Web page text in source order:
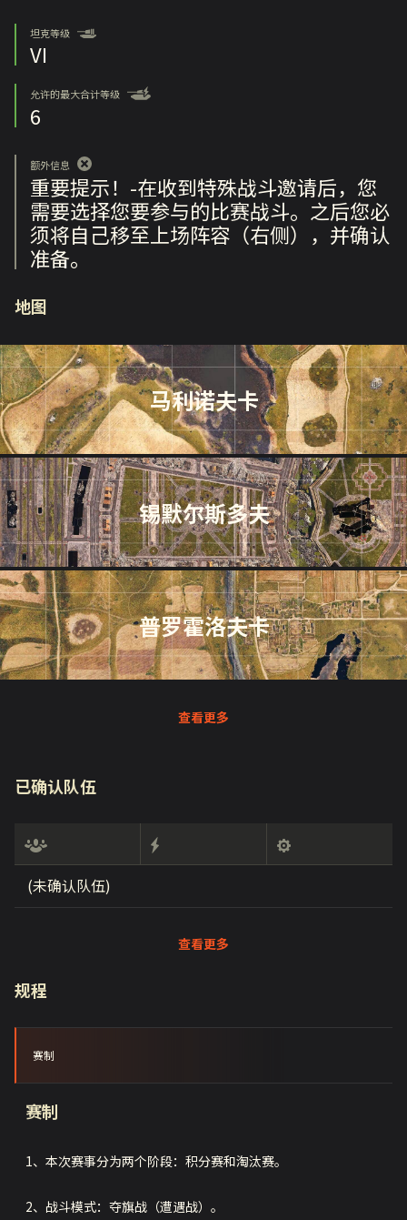
坦克等级
VI
允许的最大合计等级
6
额外信息
重要提示！-在收到特殊战斗邀请后，您
需要选择您要参与的比赛战斗。之后您必
须将自己移至上场阵容（右侧），并确认
准备。
地图
马利诺夫卡
锡默尔斯多夫
普罗霍洛夫卡
查看更多
已确认队伍
(未确认队伍)
查看更多
规程
赛制
赛制
1、本次赛事分为两个阶段：积分赛和淘汰赛。
2、战斗模式：夺旗战（遭遇战）。